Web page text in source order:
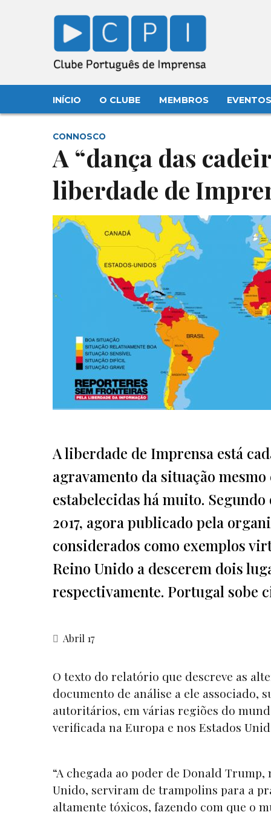
INÍCIO O CLUBE MEMBROS
CONNOSCO
A “dança das
liberdade de
A liberdade de Imprensa está
agravamento da situação
estabelecidas há muito.
2017, agora publicado pela
considerados como exemplos
Reino Unido a descerem dois
respectivamente. Portugal sobe
Abril 17
O texto do relatório que descreve as
documento de análise a ele associado,
autoritários, em várias regiões do
verificada na Europa e nos Estados
“A chegada ao poder de Donald
Unido, serviram de trampolins para a
altamente tóxicos, fazendo com que o